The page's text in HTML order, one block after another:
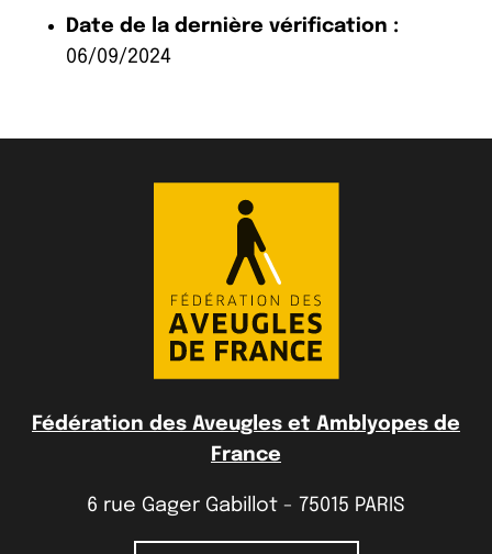
Date de la dernière vérification :
06/09/2024
Fédération des Aveugles et Amblyopes de
France
6 rue Gager Gabillot - 75015 PARIS